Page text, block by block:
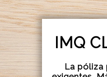
IMQ
La póliza